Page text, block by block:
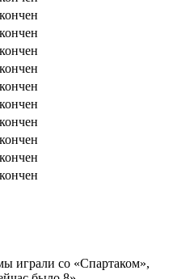
играли со «Спартаком»,